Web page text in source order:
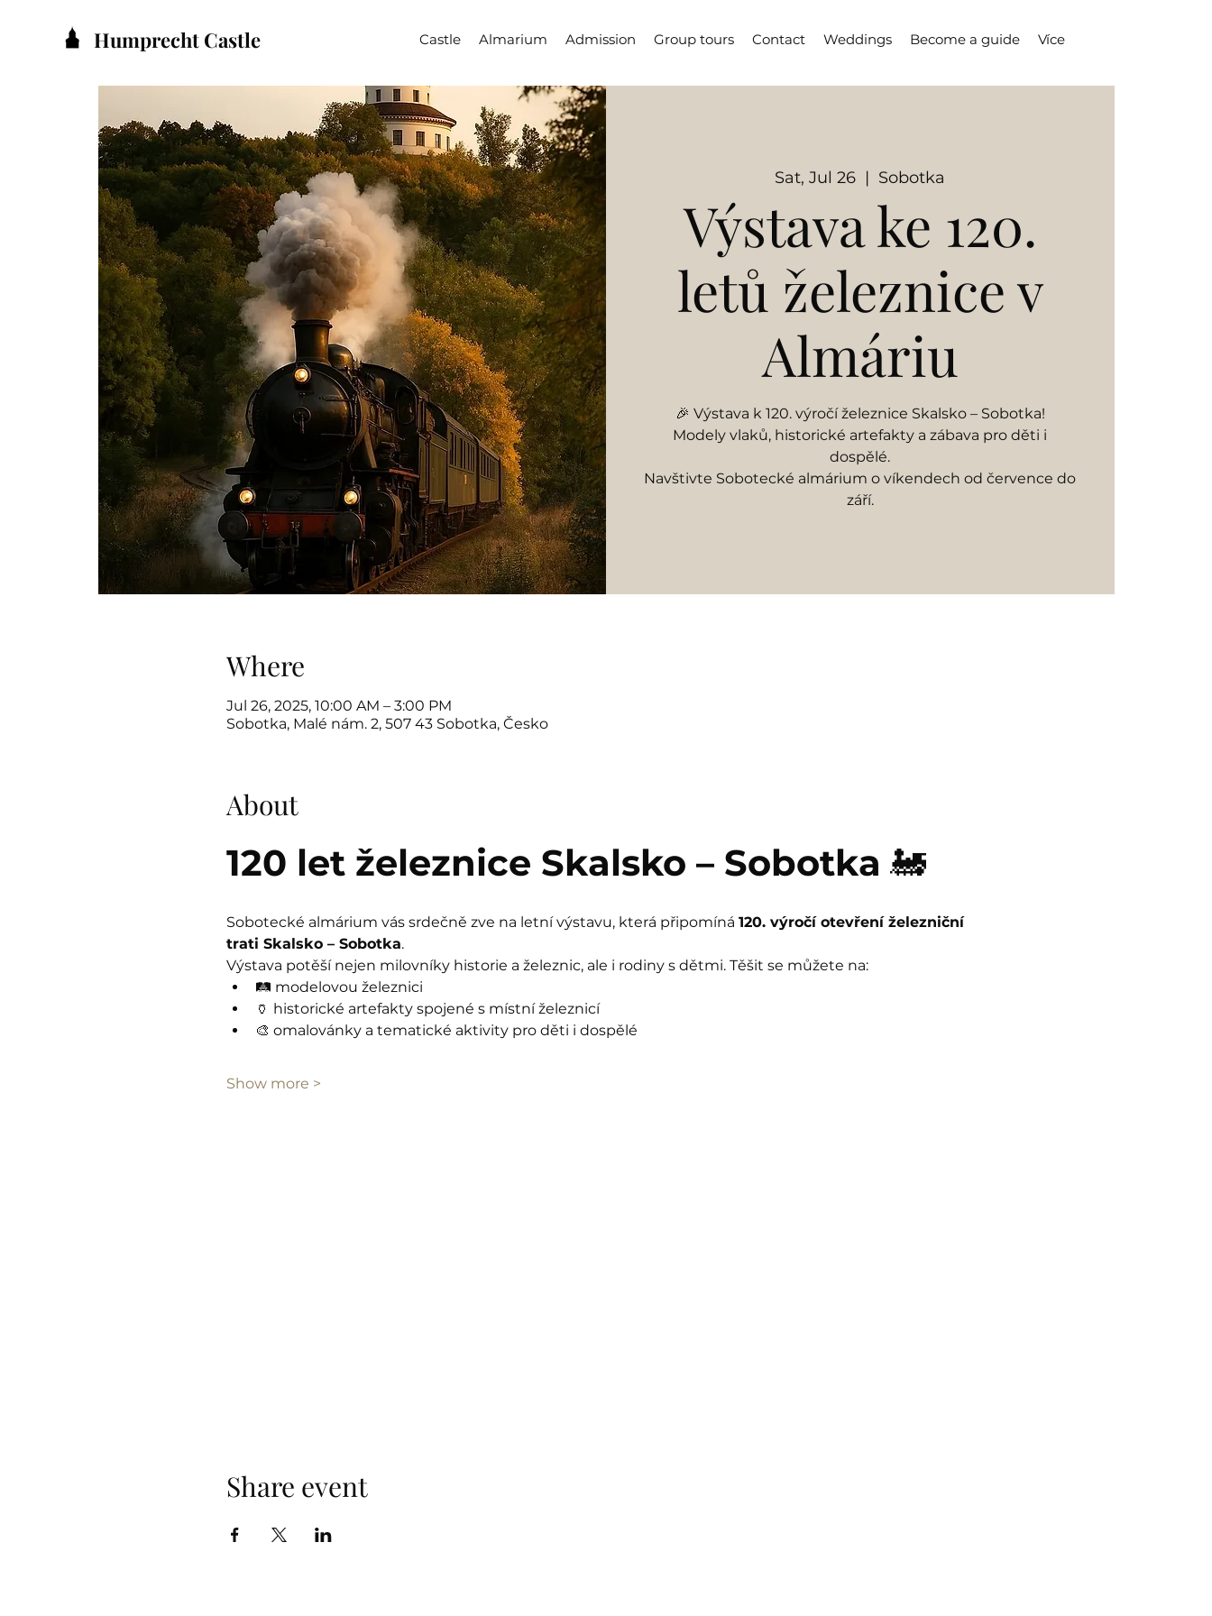
Humprecht Castle Castle Almarium Admission Group tours Contact Weddings Become a guide Více
Sat, Jul 26
  |
Sobotka
Výstava ke 120.
letů železnice v
Almáriu
🎉 Výstava k 120. výročí železnice Skalsko – Sobotka!
Modely vlaků, historické artefakty a zábava pro děti i
dospělé.
Navštivte Sobotecké almárium o víkendech od července do
září.
Where
Jul 26, 2025, 10:00 AM – 3:00 PM
Sobotka, Malé nám. 2, 507 43 Sobotka, Česko
About
120 let železnice Skalsko – Sobotka 🚂
Sobotecké almárium vás srdečně zve na letní výstavu, která připomíná 120. výročí otevření železniční
trati Skalsko – Sobotka.
Výstava potěší nejen milovníky historie a železnic, ale i rodiny s dětmi. Těšit se můžete na:
🛤️ modelovou železnici
🏺 historické artefakty spojené s místní železnicí
🎨 omalovánky a tematické aktivity pro děti i dospělé
Show more >
Share event